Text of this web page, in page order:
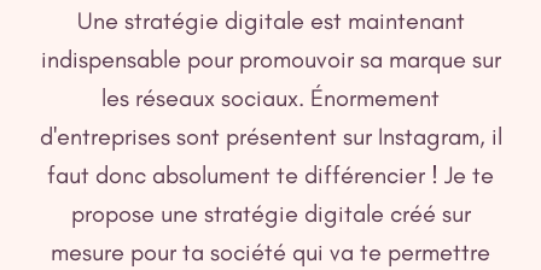
Une stratégie digitale est maintenant
indispensable pour promouvoir sa marque sur
les réseaux sociaux. Énormement
d'entreprises sont présentent sur Instagram, il
faut donc absolument te différencier ! Je te
propose une stratégie digitale créé sur
mesure pour ta société qui va te permettre